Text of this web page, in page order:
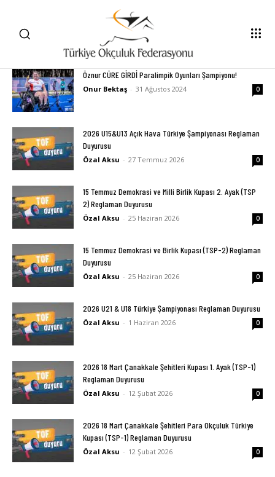
Öznur CÜRE GİRDİ Paralimpik Oyunları Şampiyonu!
Onur Bektaş - 31 Ağustos 2024 0
2026 U15&U13 Açık Hava Türkiye Şampiyonası Reglaman
Duyurusu
Özal Aksu - 27 Temmuz 2026 0
15 Temmuz Demokrasi ve Milli Birlik Kupası 2. Ayak (TSP
2) Reglaman Duyurusu
Özal Aksu - 25 Haziran 2026 0
15 Temmuz Demokrasi ve Birlik Kupası (TSP-2) Reglaman
Duyurusu
Özal Aksu - 25 Haziran 2026 0
2026 U21 & U18 Türkiye Şampiyonası Reglaman Duyurusu
Özal Aksu - 1 Haziran 2026 0
2026 18 Mart Çanakkale Şehitleri Kupası 1. Ayak (TSP-1)
Reglaman Duyurusu
Özal Aksu - 12 Şubat 2026 0
2026 18 Mart Çanakkale Şehitleri Para Okçuluk Türkiye
Kupası (TSP-1) Reglaman Duyurusu
Özal Aksu - 12 Şubat 2026 0